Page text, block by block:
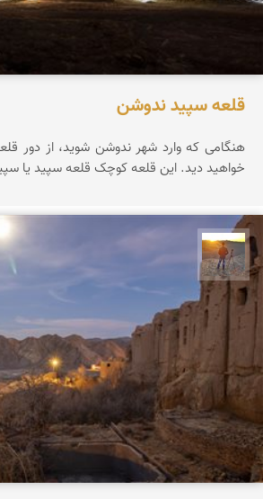
قلعه سپید ندوشن
هنگامی که وارد شهر ندوشن شوید، از دور
خواهید دید. این قلعه کوچک قلعه سپید یا سپیده یا سفیده نام